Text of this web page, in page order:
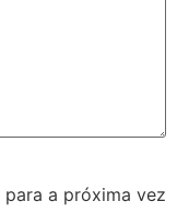
a próxima vez